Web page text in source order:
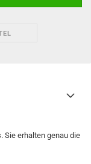
Sie erhalten genau die